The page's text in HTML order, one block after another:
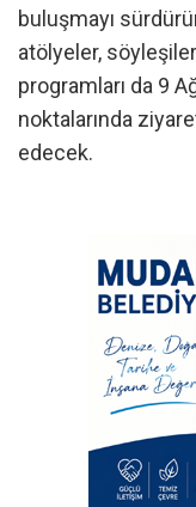
buluşmayı
atölyeler,
programları da 9
noktalarında
edecek.